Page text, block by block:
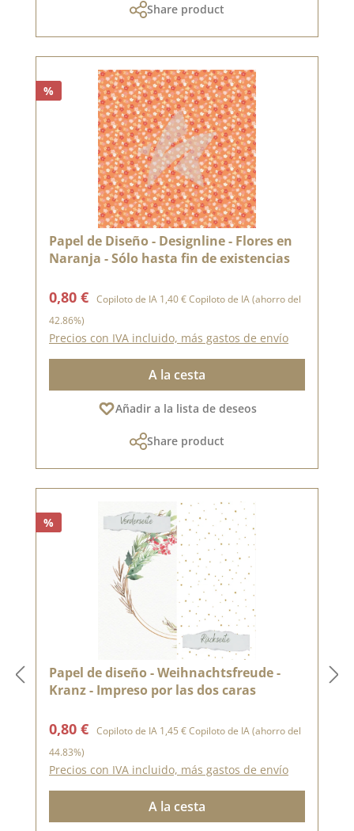
Share product
%
Papel de Diseño - Designline - Flores en
Naranja - Sólo hasta fin de existencias
Precio de venta:
0,80 € Copiloto de IA Precio normal:
1,40 €Copiloto de IA(ahorro del
42.86%)
Precios con IVA incluido, más gastos de envío
A la cesta
Añadir a la lista de deseos
Share product
%
Papel de diseño - Weihnachtsfreude -
Kranz - Impreso por las dos caras
Precio de venta:
0,80 € Copiloto de IA Precio normal:
1,45 €Copiloto de IA(ahorro del
44.83%)
Precios con IVA incluido, más gastos de envío
A la cesta